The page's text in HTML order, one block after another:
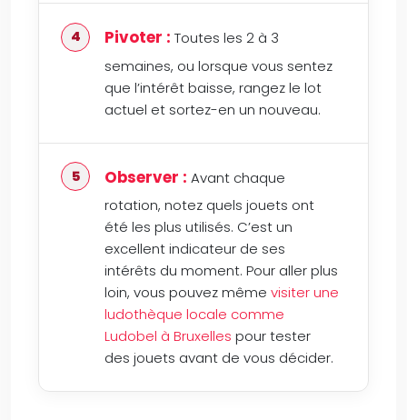
Pivoter : Toutes les 2 à 3
semaines, ou lorsque vous sentez
que l’intérêt baisse, rangez le lot
actuel et sortez-en un nouveau.
Observer : Avant chaque
rotation, notez quels jouets ont
été les plus utilisés. C’est un
excellent indicateur de ses
intérêts du moment. Pour aller plus
loin, vous pouvez même visiter une
ludothèque locale comme
Ludobel à Bruxelles pour tester
des jouets avant de vous décider.